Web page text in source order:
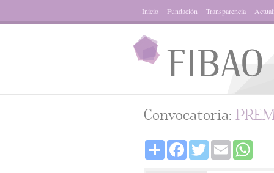
Inicio Fundación Transparencia
Convocatoria:
Share FacebookTwitter Email